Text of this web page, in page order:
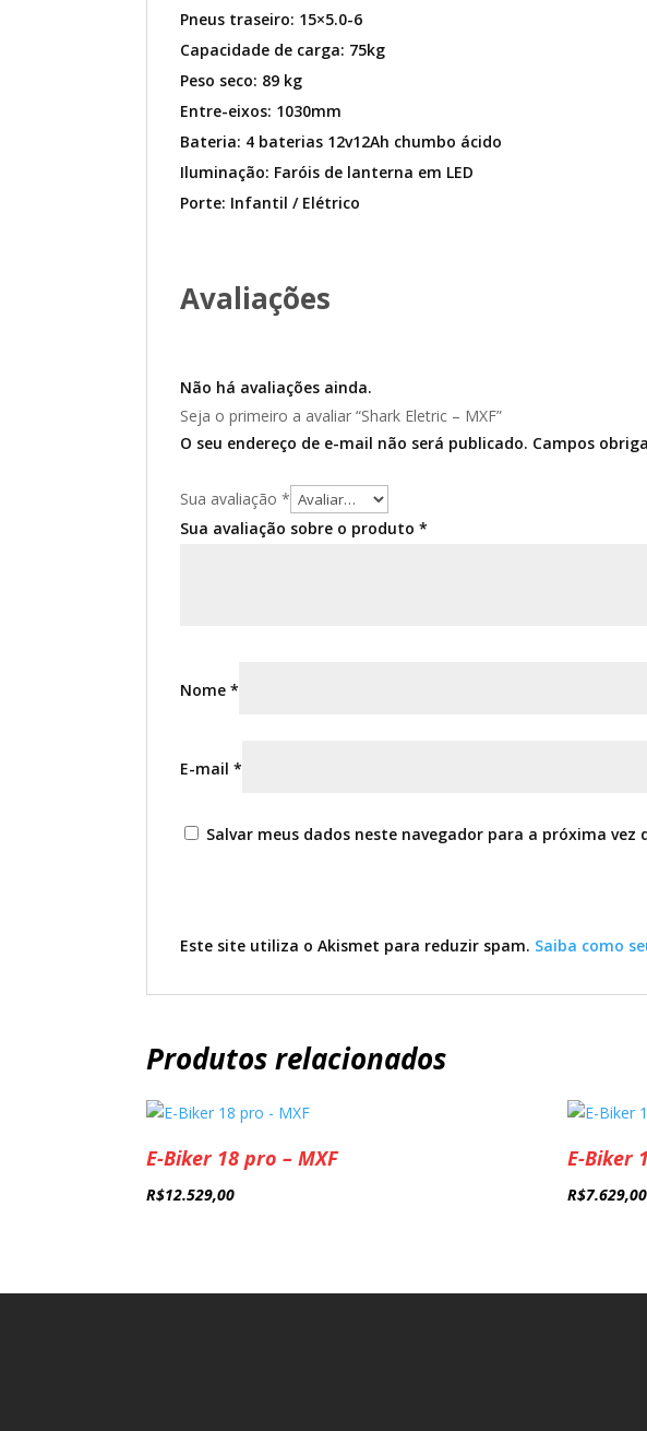
Pneus traseiro: 15×5.0-6
Capacidade de carga: 75kg
Peso seco: 89 kg
Entre-eixos: 1030mm
Bateria: 4 baterias 12v12Ah chumbo ácido
Iluminação: Faróis de lanterna em LED
Porte: Infantil / Elétrico
Avaliações
Não há avaliações ainda.
Seja o primeiro a avaliar “Shark Eletric – MXF”
O seu endereço de e-mail não será publicado. Campos
Sua avaliação*
Sua avaliação sobre o produto*
Nome*
E-mail*
Salvar meus dados neste navegador para a próxima vez
Este site utiliza o Akismet para reduzir spam. Saiba como
Produtos relacionados
E-Biker 18 pro – MXF
R$12.529,00
E-Biker
R$7.629,00